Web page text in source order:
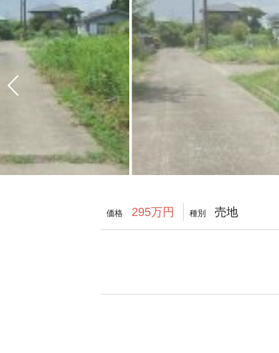
価格 295万円 種別 売地